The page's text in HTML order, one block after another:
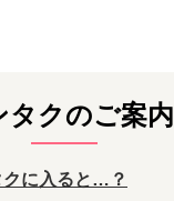
タクのご案内
クに入ると…？